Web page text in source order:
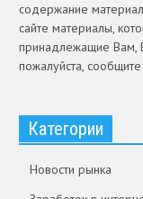
содержание
сайте материалы,
принадлежащие Вам,
пожалуйста,
Категории
Новости рынка